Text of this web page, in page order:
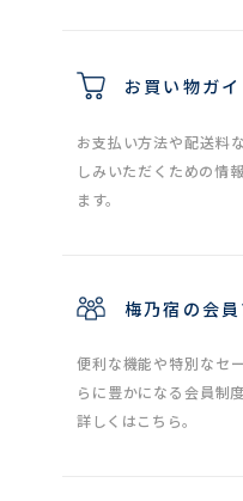
お買い物ガイ
お支払い方法や配送料
しみいただくための情
ます。
梅乃宿の会
便利な機能や特別なセ
らに豊かになる会員制
詳しくはこちら。